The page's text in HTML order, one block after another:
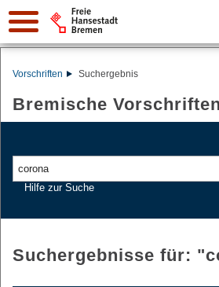
Vorschriften Suchergebnis
Bremische Vorschriften
Hilfe zur Suche
Suchergebnisse für: "